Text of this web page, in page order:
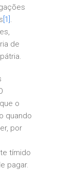
[1] .
de
o
quando
por
tímido
pagar.